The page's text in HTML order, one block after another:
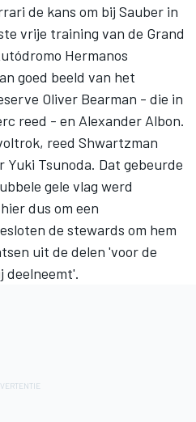
de kans om bij Sauber in
vrije training van de Grand
Hermanos
goed beeld van het
Oliver Bearman - die in
reed - en Alexander Albon.
reed Shwartzman
Yuki Tsunoda. Dat gebeurde
gele vlag werd
dus om een
de stewards om hem
uit de delen 'voor de
deelneemt'.